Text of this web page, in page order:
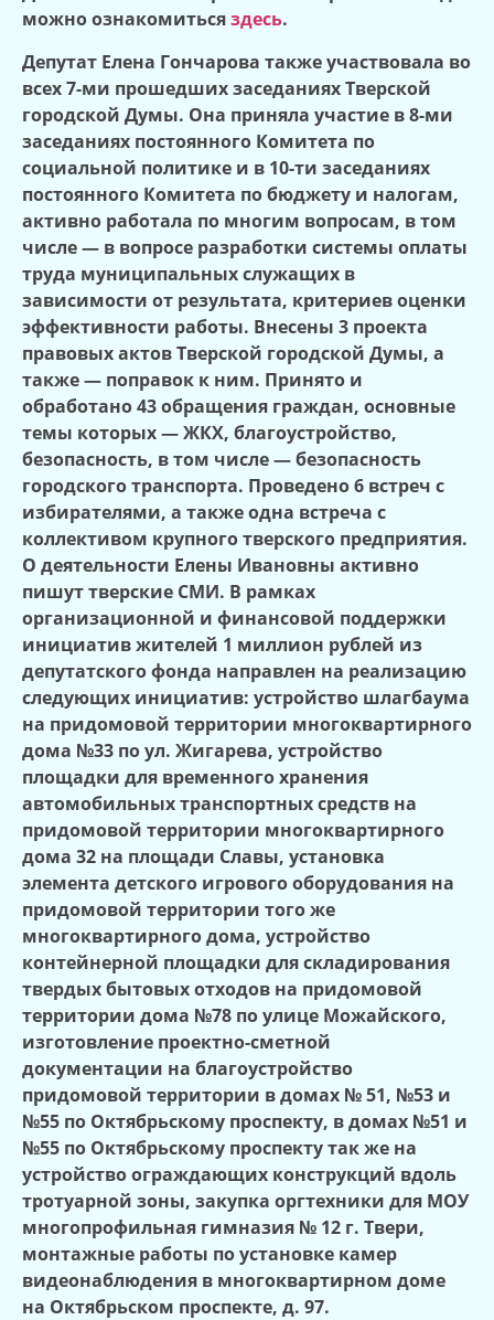
можно ознакомитьсяздесь.
Депутат Елена Гончарова также участвовала во
всех 7-ми прошедших заседаниях Тверской
городской Думы. Она приняла участие в 8-ми
заседаниях постоянного Комитета по
социальной политике и в 10-ти заседаниях
постоянного Комитета по бюджету и налогам,
активно работала по многим вопросам, в том
числе — в вопросе разработки системы оплаты
труда муниципальных служащих в
зависимости от результата, критериев оценки
эффективности работы. Внесены 3 проекта
правовых актов Тверской городской Думы, а
также — поправок к ним. Принято и
обработано 43 обращения граждан, основные
темы которых — ЖКХ, благоустройство,
безопасность, в том числе — безопасность
городского транспорта. Проведено 6 встреч с
избирателями, а также одна встреча с
коллективом крупного тверского предприятия.
О деятельности Елены Ивановны активно
пишут тверские СМИ. В рамках
организационной и финансовой поддержки
инициатив жителей 1 миллион рублей из
депутатского фонда направлен на реализацию
следующих инициатив: устройство шлагбаума
на придомовой территории многоквартирного
дома №33 по ул. Жигарева, устройство
площадки для временного хранения
автомобильных транспортных средств на
придомовой территории многоквартирного
дома 32 на площади Славы, установка
элемента детского игрового оборудования на
придомовой территории того же
многоквартирного дома, устройство
контейнерной площадки для складирования
твердых бытовых отходов на придомовой
территории дома №78 по улице Можайского,
изготовление проектно-сметной
документации на благоустройство
придомовой территории в домах № 51, №53 и
№55 по Октябрьскому проспекту, в домах №51 и
№55 по Октябрьскому проспекту так же на
устройство ограждающих конструкций вдоль
тротуарной зоны, закупка оргтехники для МОУ
многопрофильная гимназия № 12 г. Твери,
монтажные работы по установке камер
видеонаблюдения в многоквартирном доме
на Октябрьском проспекте, д. 97.